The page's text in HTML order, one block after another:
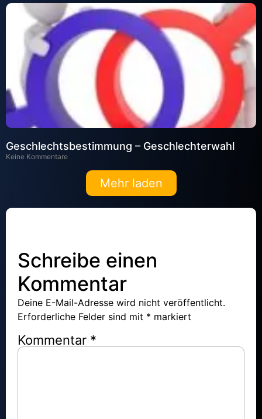
Geschlechtsbestimmung – Geschlechterwahl
Keine Kommentare
Mehr laden
Schreibe einen
Kommentar
Deine E-Mail-Adresse wird nicht veröffentlicht.
Erforderliche Felder sind mit * markiert
Kommentar *